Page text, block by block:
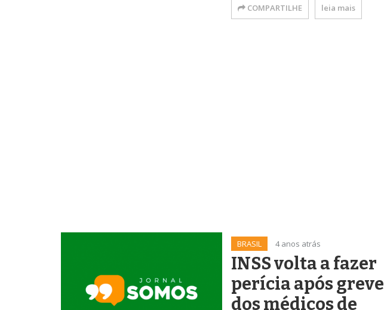
COMPARTILHE leia mais
BRASIL 4 anos atrás
INSS volta a fazer
perícia após greve
dos médicos de